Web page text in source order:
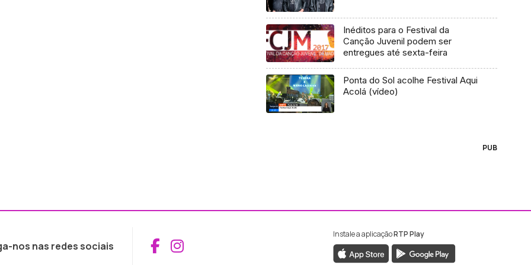
Inéditos para o Festival da
Canção Juvenil podem ser
entregues até sexta-feira
Ponta do Sol acolhe Festival Aqui
Acolá (vídeo)
PUB
nos nas redes sociais Aceder ao Facebook da RTP Madeira
Aceder ao Instagram da RTP Madeira
Instale a aplicaçãoRTP Play